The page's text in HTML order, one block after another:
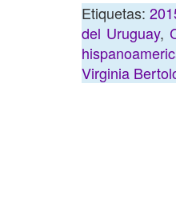
Etiquetas:
del Uruguay,
Virginia